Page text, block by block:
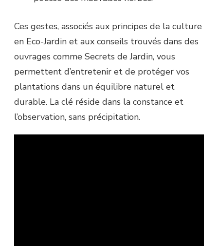
Ces gestes, associés aux principes de la culture
en Eco-Jardin et aux conseils trouvés dans des
ouvrages comme Secrets de Jardin, vous
permettent d’entretenir et de protéger vos
plantations dans un équilibre naturel et
durable. La clé réside dans la constance et
l’observation, sans précipitation.